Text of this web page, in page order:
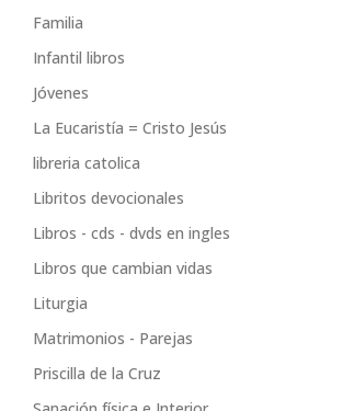
Familia
Infantil libros
Jóvenes
La Eucaristía = Cristo Jesús
libreria catolica
Libritos devocionales
Libros - cds - dvds en ingles
Libros que cambian vidas
Liturgia
Matrimonios - Parejas
Priscilla de la Cruz